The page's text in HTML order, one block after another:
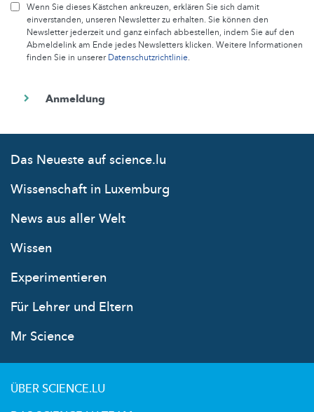
Wenn Sie dieses Kästchen ankreuzen, erklären Sie sich damit
einverstanden, unseren Newsletter zu erhalten. Sie können den
Newsletter jederzeit und ganz einfach abbestellen, indem Sie auf den
Abmeldelink am Ende jedes Newsletters klicken. Weitere Informationen
finden Sie in unsererDatenschutzrichtlinie.
Das Neueste auf science.lu
Wissenschaft in Luxemburg
News aus aller Welt
Wissen
Experimentieren
Für Lehrer und Eltern
Mr Science
ÜBER SCIENCE.LU